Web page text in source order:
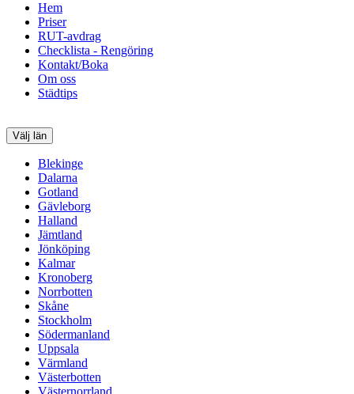
Hem
Priser
RUT-avdrag
Checklista - Rengöring
Kontakt/Boka
Om oss
Städtips
Välj län
Blekinge
Dalarna
Gotland
Gävleborg
Halland
Jämtland
Jönköping
Kalmar
Kronoberg
Norrbotten
Skåne
Stockholm
Södermanland
Uppsala
Värmland
Västerbotten
Västernorrland